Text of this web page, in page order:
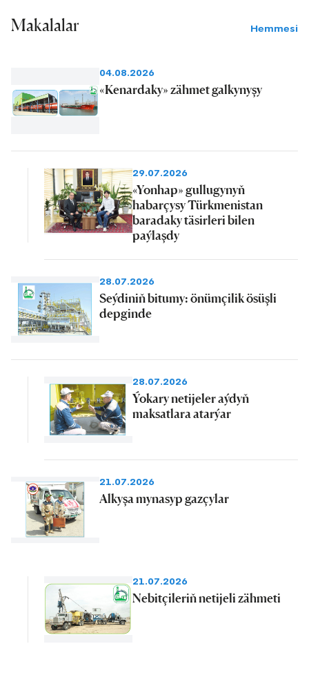
Makalalar Hemmesi
04.08.2026
«Kenardaky» zähmet galkynyşy
29.07.2026
«Yonhap» gullugynyň
habarçysy Türkmenistan
baradaky täsirleri bilen
paýlaşdy
28.07.2026
Seýdiniň bitumy: önümçilik ösüşli
depginde
28.07.2026
Ýokary netijeler aýdyň
maksatlara atarýar
21.07.2026
Alkyşa mynasyp gazçylar
21.07.2026
Nebitçileriň netijeli zähmeti